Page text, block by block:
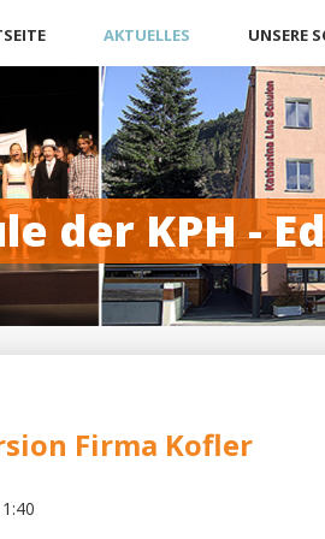
AKTUELLES UNSERE
der KPH -
Firma Kofler